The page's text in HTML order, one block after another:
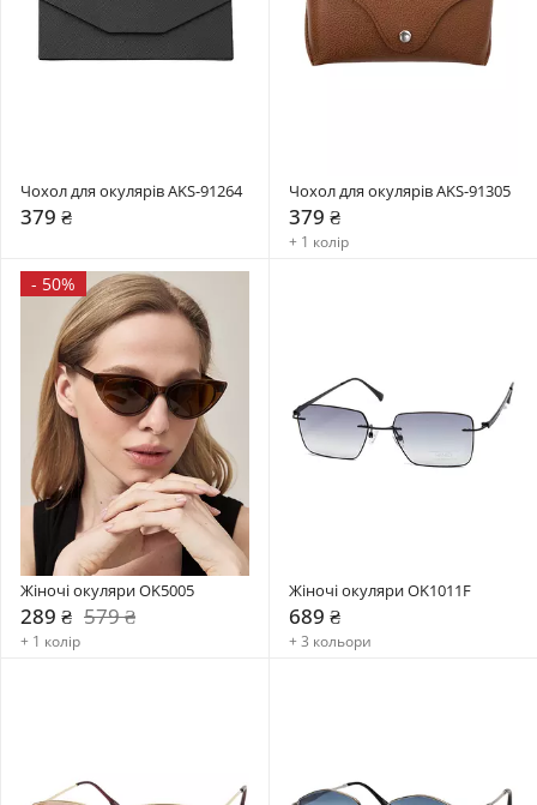
Чохол для окулярів AKS-91264
379 ₴
Чохол для окулярів AKS-91305
379 ₴
+ 1 колір
- 50%
Жіночі окуляри OK5005
289 ₴ 579 ₴
+ 1 колір
Жіночі окуляри OK1011F
689 ₴
+ 3 кольори